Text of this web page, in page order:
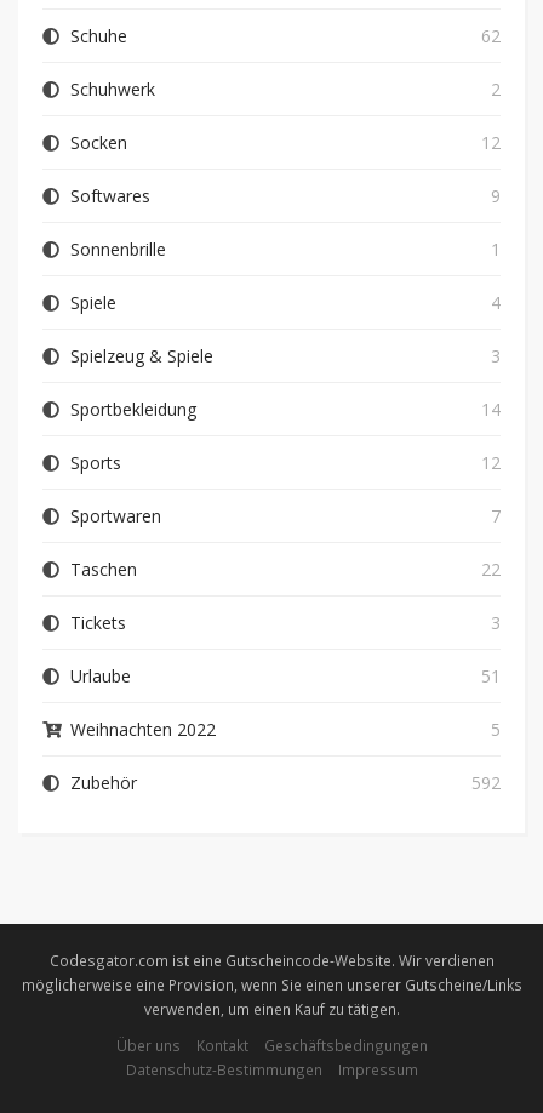
Schuhe 62
Schuhwerk 2
Socken 12
Softwares 9
Sonnenbrille 1
Spiele 4
Spielzeug & Spiele 3
Sportbekleidung 14
Sports 12
Sportwaren 7
Taschen 22
Tickets 3
Urlaube 51
Weihnachten 2022 5
Zubehör 592
Codesgator.com ist eine Gutscheincode-Website. Wir verdienen
möglicherweise eine Provision, wenn Sie einen unserer Gutscheine/Links
verwenden, um einen Kauf zu tätigen.
Über uns
Kontakt
Geschäftsbedingungen
Datenschutz-Bestimmungen
Impressum